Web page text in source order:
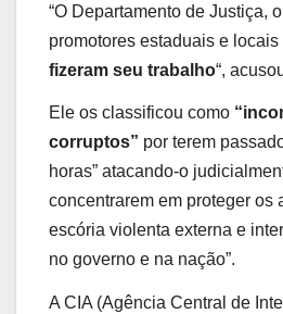
“O Departamento de Justiça,
promotores estaduais e locais
fizeram seu trabalho“,
Ele os classificou como
corruptos” por terem
horas” atacando-o
concentrarem em proteger os
escória violenta externa e
no governo e na nação”.
A CIA (Agência Central de